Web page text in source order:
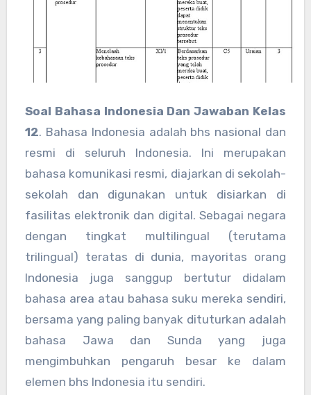
Soal Bahasa Indonesia Dan Jawaban Kelas
12. Bahasa Indonesia adalah bhs nasional dan
resmi di seluruh Indonesia. Ini merupakan
bahasa komunikasi resmi, diajarkan di sekolah-
sekolah dan digunakan untuk disiarkan di
fasilitas elektronik dan digital. Sebagai negara
dengan tingkat multilingual (terutama
trilingual) teratas di dunia, mayoritas orang
Indonesia juga sanggup bertutur didalam
bahasa area atau bahasa suku mereka sendiri,
bersama yang paling banyak dituturkan adalah
bahasa Jawa dan Sunda yang juga
mengimbuhkan pengaruh besar ke dalam
elemen bhs Indonesia itu sendiri.